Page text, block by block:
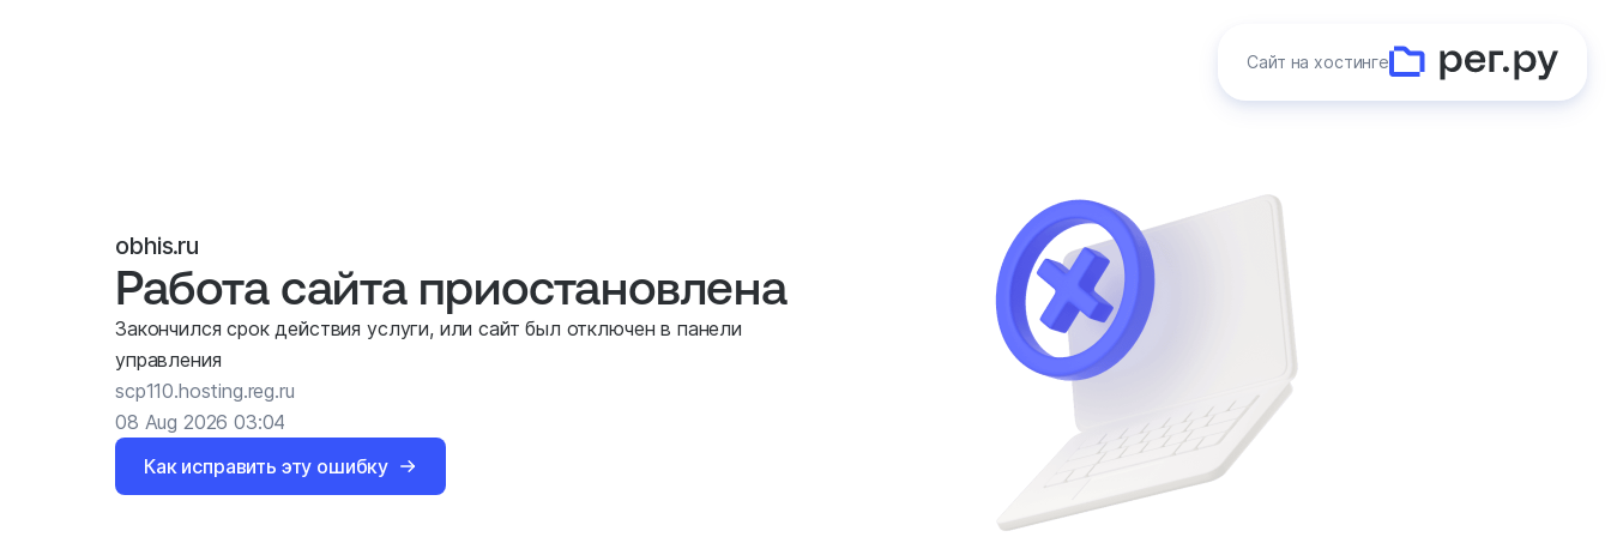
Сайт на хостинге
obhis.ru
Работа сайта приостановлена
Закончился срок действия услуги, или сайт был отключен в панели
управления
scp110.hosting.reg.ru
08 Aug 2026 03:04
Как исправить эту ошибку